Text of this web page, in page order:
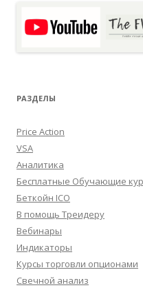
РАЗДЕЛЫ
Price Action
VSA
Аналитика
Бесплатные Обучающие
Беткойн ICO
В помощь Треидеру
Вебинары
Индикаторы
Курсы торговли опционами
Свечной анализ